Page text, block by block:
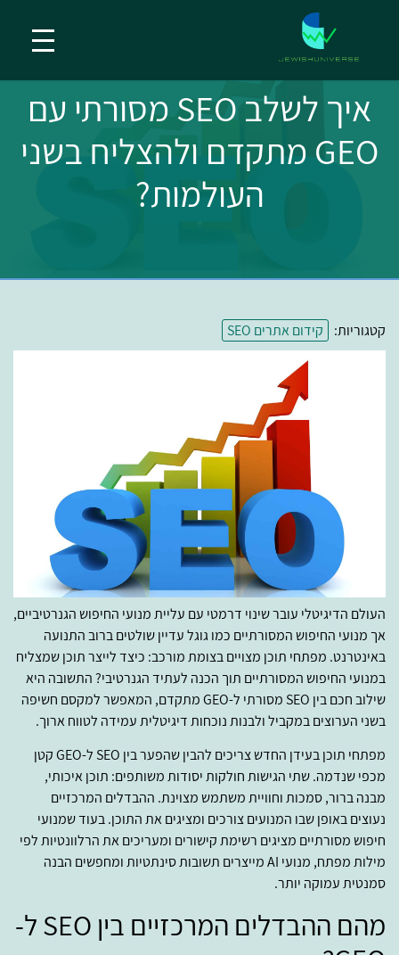
איך לשלב SEO מסורתי עם
GEO מתקדם ולהצליח בשני
העולמות?
קטגוריות: קידום אתרים SEO
העולם הדיגיטלי עובר שינוי דרמטי עם עליית מנועי החיפוש הגנרטיביים,
אך מנועי החיפוש המסורתיים כמו גוגל עדיין שולטים ברוב התנועה
באינטרנט. מפתחי תוכן מצויים בצומת מורכב: כיצד לייצר תוכן שמצליח
במנועי החיפוש המסורתיים תוך הכנה לעתיד הגנרטיבי? התשובה היא
שילוב חכם בין SEO מסורתי ל-GEO מתקדם, המאפשר למקסם חשיפה
בשני הערוצים במקביל ולבנות נוכחות דיגיטלית עמידה לטווח ארוך.
מפתחי תוכן בעידן החדש צריכים להבין שהפער בין SEO ל-GEO קטן
מכפי שנדמה. שתי הגישות חולקות יסודות משותפים: תוכן איכותי,
מבנה ברור, סמכות וחוויית משתמש מצוינת. ההבדלים המרכזיים
נעוצים באופן שבו המנועים צורכים ומציגים את התוכן. בעוד שמנועי
חיפוש מסורתיים מציגים רשימת קישורים ומעריכים את הרלוונטיות לפי
מילות מפתח, מנועי AI מייצרים תשובות סינתטיות ומחפשים הבנה
סמנטית עמוקה יותר.
מהם ההבדלים המרכזיים בין SEO ל-